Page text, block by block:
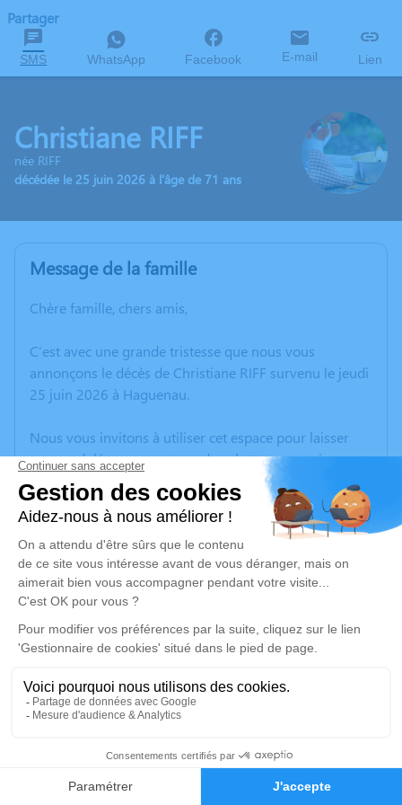
Faire-part Hommages
Partager
SMS WhatsApp Facebook E-mail Lien
Christiane RIFF
née RIFF
décédée le 25 juin 2026 à l'âge de 71 ans
Message de la famille
Chère famille, chers amis,
C’est avec une grande tristesse que nous vous
annonçons le décès de Christiane RIFF survenu le jeudi
25 juin 2026 à Haguenau.
Nous vous invitons à utiliser cet espace pour laisser
vos condoléances, partager des photos souvenirs, une
anecdote ou exprimer vos pensées à travers des
poèmes ou des textes. Cet endroit est un lieu
d'expression dédié à honorer la mémoire de Christiane
RIFF.
Un service de plantation d’arbre hommage est
disponible ici.
Je rends hommage
Crémation
Crématorium de Sarrebourg
rue Edouard Branly